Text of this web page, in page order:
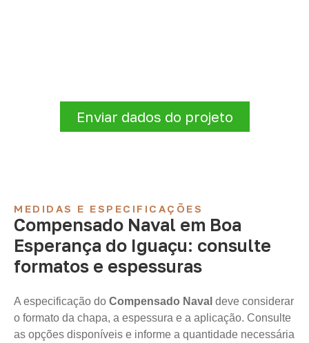
Enviar dados do projeto
MEDIDAS E ESPECIFICAÇÕES
Compensado Naval em Boa
Esperança do Iguaçu: consulte
formatos e espessuras
A especificação do Compensado Naval deve considerar
o formato da chapa, a espessura e a aplicação. Consulte
as opções disponíveis e informe a quantidade necessária